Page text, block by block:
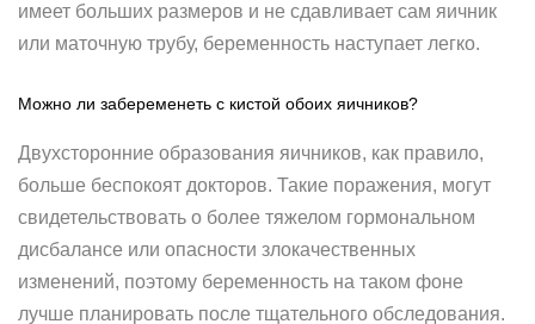
имеет больших размеров и не сдавливает сам яичник
или маточную трубу, беременность наступает легко.
Можно ли забеременеть с кистой обоих яичников?
Двухсторонние образования яичников, как правило,
больше беспокоят докторов. Такие поражения, могут
свидетельствовать о более тяжелом гормональном
дисбалансе или опасности злокачественных
изменений, поэтому беременность на таком фоне
лучше планировать после тщательного обследования.